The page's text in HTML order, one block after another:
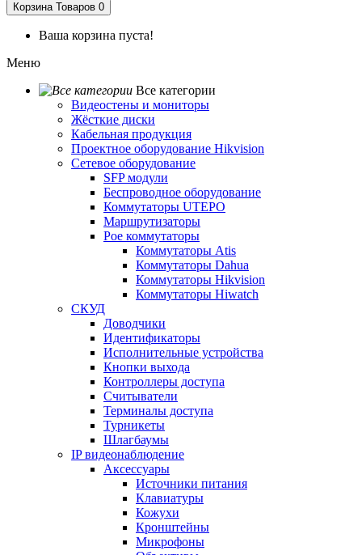
Корзина Товаров 0
Ваша корзина пуста!
Меню
Все категории
Видеостены и мониторы
Жёсткие диски
Кабельная продукция
Проектное оборудование Hikvision
Сетевое оборудование
SFP модули
Беспроводное оборудование
Коммутаторы UTEPO
Маршрутизаторы
Poe коммутаторы
Коммутаторы Atis
Коммутаторы Dahua
Коммутаторы Hikvision
Коммутаторы Hiwatch
СКУД
Доводчики
Идентификаторы
Исполнительные устройства
Кнопки выхода
Контроллеры доступа
Считыватели
Терминалы доступа
Турникеты
Шлагбаумы
IP видеонаблюдение
Аксессуары
Источники питания
Клавиатуры
Кожухи
Кронштейны
Микрофоны